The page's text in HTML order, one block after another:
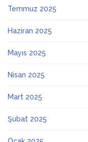
Temmuz 2025
Haziran 2025
Mayıs 2025
Nisan 2025
Mart 2025
Şubat 2025